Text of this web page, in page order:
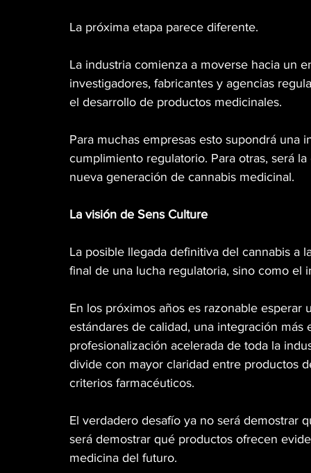
La próxima etapa parece diferente.
La industria comienza a moverse hacia un
investigadores, fabricantes y agencias
el desarrollo de productos medicinales.
Para muchas empresas esto supondrá
cumplimiento regulatorio. Para otras, será
nueva generación de cannabis medicinal.
La visión de Sens Culture
La posible llegada definitiva del cannabis a
final de una lucha regulatoria, sino como el
En los próximos años es razonable
estándares de calidad, una integración
profesionalización acelerada de toda la
divide con mayor claridad entre productos
criterios farmacéuticos.
El verdadero desafío ya no será demostrar
será demostrar qué productos ofrecen
medicina del futuro.